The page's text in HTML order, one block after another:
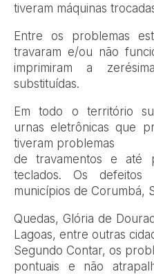
tiveram máquinas
Entre os problemas
travaram e/ou não
imprimiram a
substituídas.
Em todo o território
urnas eletrônicas que
tiveram problemas
de travamentos e até
teclados. Os defeitos
municípios de Corumbá,
Quedas, Glória de
Lagoas, entre outras
Segundo Contar, os
pontuais e não